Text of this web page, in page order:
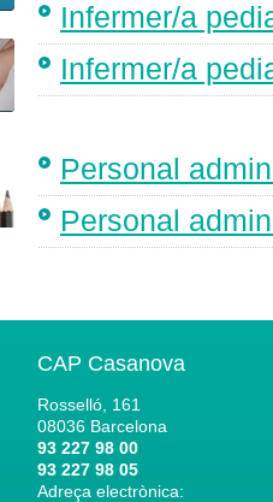
Infermer/a
Infermer/a
Personal
Personal
CAP Casanova
Rosselló, 161
08036 Barcelona
93 227 98 00
93 227 98 05
Adreça electrònica: